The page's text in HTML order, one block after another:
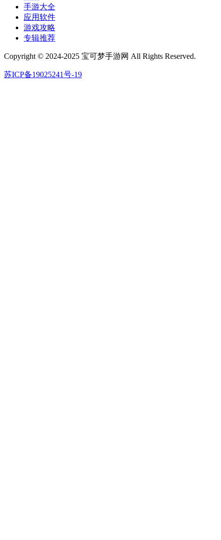
手游大全
应用软件
游戏攻略
专辑推荐
Copyright © 2024-2025 宝可梦手游网 All Rights Reserved.
苏ICP备19025241号-19